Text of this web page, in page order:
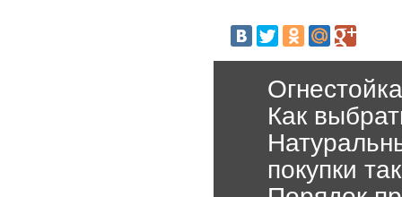
Как
покупки